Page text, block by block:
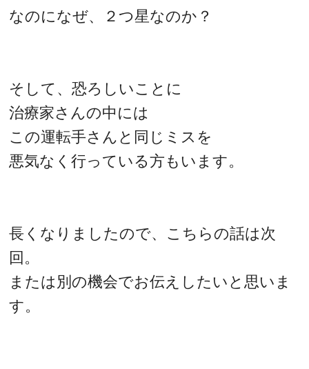
なのになぜ、２つ星なのか？
そして、恐ろしいことに
治療家さんの中には
この運転手さんと同じミスを
悪気なく行っている方もいます。
長くなりましたので、こちらの話は次
回。
または別の機会でお伝えしたいと思いま
す。